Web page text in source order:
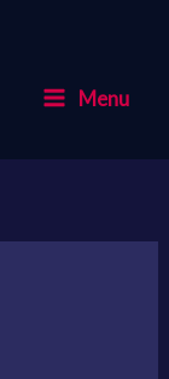
Menu